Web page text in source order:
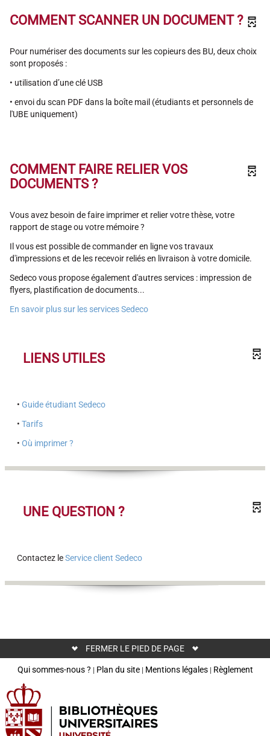
COMMENT SCANNER UN DOCUMENT ?
Pour numériser des documents sur les copieurs des BU, deux choix
sont proposés :
• utilisation d’une clé USB
• envoi du scan PDF dans la boîte mail (étudiants et personnels de
l'UBE uniquement)
COMMENT FAIRE RELIER VOS
DOCUMENTS ?
Vous avez besoin de faire imprimer et relier votre thèse, votre
rapport de stage ou votre mémoire ?
Il vous est possible de commander en ligne vos travaux
d'impressions et de les recevoir reliés en livraison à votre domicile.
Sedeco vous propose également d'autres services : impression de
flyers, plastification de documents...
En savoir plus sur les services Sedeco
LIENS UTILES
• Guide étudiant Sedeco
• Tarifs
• Où imprimer ?
UNE QUESTION ?
Contactez leService client Sedeco
FERMER LE PIED DE PAGE
Qui sommes-nous ? | Plan du site| Mentions légales| Règlement